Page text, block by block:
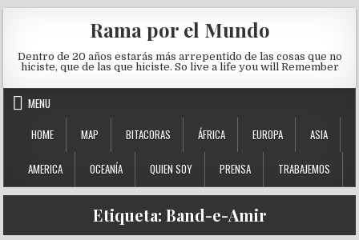
Rama por el Mundo
Dentro de 20 años estarás más arrepentido de las cosas que no
hiciste, que de las que hiciste. So live a life you will Remember
MENU
HOME
MAP BITACORAS ÁFRICA EUROPA ASIA
AMERICA OCEANÍA QUIEN SOY PRENSA TRABAJEMOS
Etiqueta: Band-e-Amir